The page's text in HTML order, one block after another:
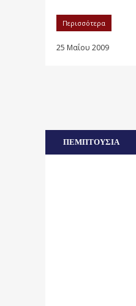
Περισσότερα
25 Μαΐου 2009
ΠΕΜΠΤΟΥΣΙΑ